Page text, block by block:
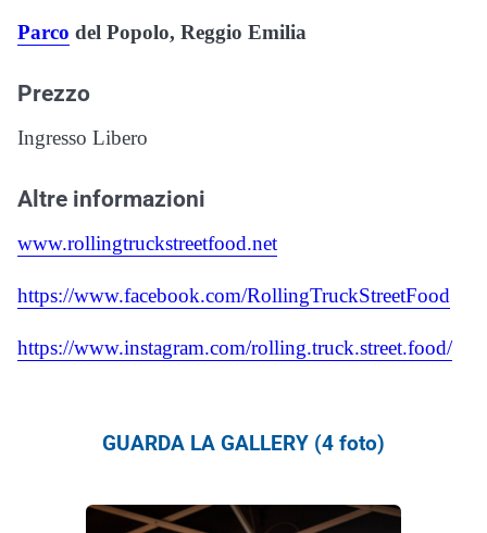
Parco del Popolo, Reggio Emilia
Prezzo
Ingresso Libero
Altre informazioni
www.rollingtruckstreetfood.net
https://www.facebook.com/RollingTruckStreetFood
https://www.instagram.com/rolling.truck.street.food/
GUARDA LA GALLERY (4 foto)